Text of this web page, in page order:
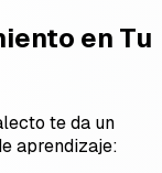
en Tu
te da un
aprendizaje: